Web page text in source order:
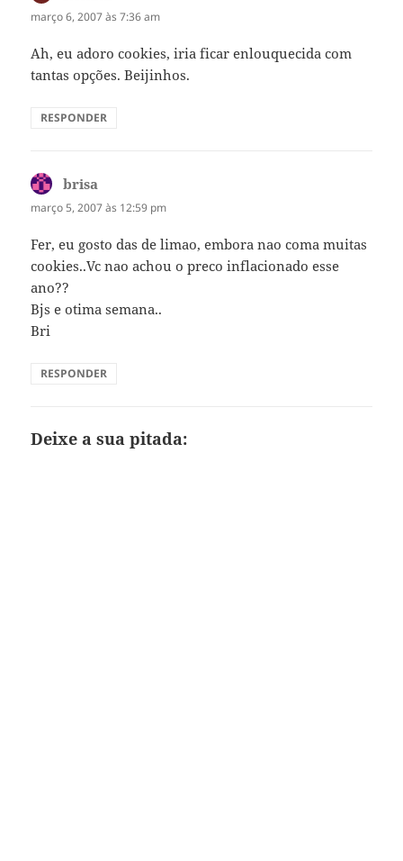
março 6, 2007 às 7:36 am
Ah, eu adoro cookies, iria ficar enlouquecida com
tantas opções. Beijinhos.
RESPONDER
brisa
março 5, 2007 às 12:59 pm
Fer, eu gosto das de limao, embora nao coma muitas
cookies..Vc nao achou o preco inflacionado esse
ano??
Bjs e otima semana..
Bri
RESPONDER
Deixe a sua pitada: